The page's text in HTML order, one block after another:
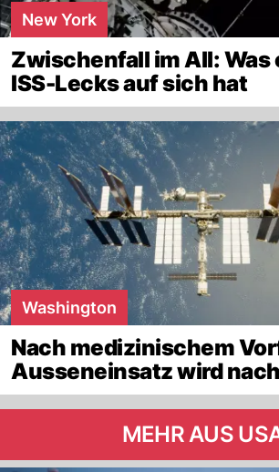
New York
Zwischenfall im All: Was
ISS-Lecks auf sich hat
Washington
Nach medizinischem
Ausseneinsatz wird
MEHR AUS